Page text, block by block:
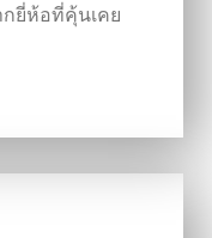
ยี่ห้อที่คุ้นเคย